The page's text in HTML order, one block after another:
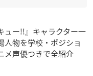
ュー!!』キャラクター一
人物を学校・ポジショ
メ声優つきで全紹介